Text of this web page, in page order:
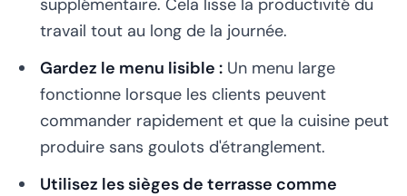
supplémentaire. Cela lisse la productivité du
travail tout au long de la journée.
Gardez le menu lisible : Un menu large
fonctionne lorsque les clients peuvent
commander rapidement et que la cuisine peut
produire sans goulots d'étranglement.
Utilisez les sièges de terrasse comme